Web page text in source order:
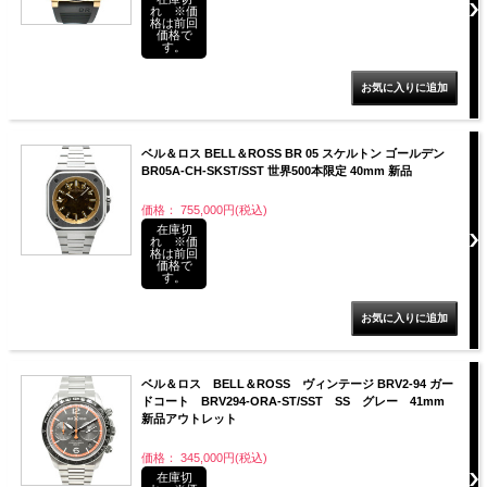
れ ※価
格は前回
価格で
す。
ベル＆ロス BELL＆ROSS BR 05 スケルトン ゴールデン
BR05A-CH-SKST/SST 世界500本限定 40mm 新品
価格： 755,000円(税込)
在庫切
れ ※価
格は前回
価格で
す。
ベル＆ロス BELL＆ROSS ヴィンテージ BRV2-94 ガー
ドコート BRV294-ORA-ST/SST SS グレー 41mm
新品アウトレット
価格： 345,000円(税込)
在庫切